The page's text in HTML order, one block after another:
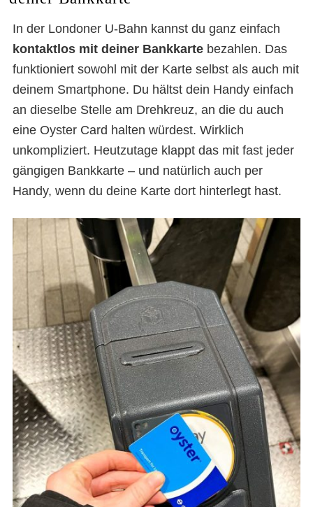
In der Londoner U-Bahn kannst du ganz einfach
kontaktlos mit deiner Bankkarte bezahlen. Das
funktioniert sowohl mit der Karte selbst als auch mit
deinem Smartphone. Du hältst dein Handy einfach
an dieselbe Stelle am Drehkreuz, an die du auch
eine Oyster Card halten würdest. Wirklich
unkompliziert. Heutzutage klappt das mit fast jeder
gängigen Bankkarte – und natürlich auch per
Handy, wenn du deine Karte dort hinterlegt hast.